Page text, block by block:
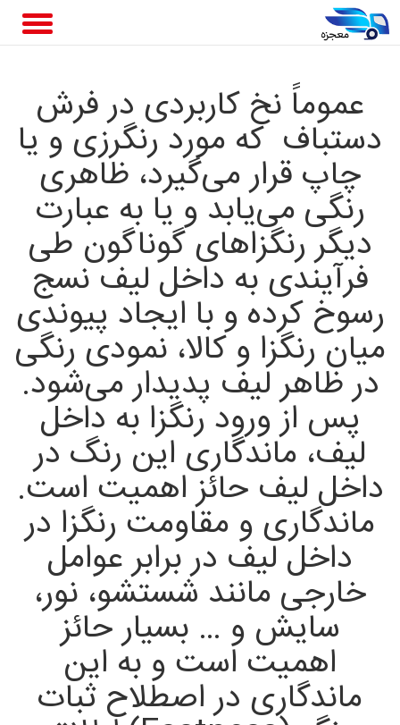
عموماً نخ کاربردی در فرش
دستباف که مورد رنگرزی و یا
چاپ قرار می‌گیرد، ظاهری
رنگی می‌یابد و یا به عبارت
دیگر رنگزاهای گوناگون طی
فرآیندی به داخل لیف نسج
رسوخ کرده و با ایجاد پیوندی
میان رنگزا و کالا، نمودی رنگی
در ظاهر لیف پدیدار می‌شود.
پس از ورود رنگزا به داخل
لیف، ماندگاری این رنگ در
داخل لیف حائز اهمیت است.
ماندگاری و مقاومت رنگزا در
داخل لیف در برابر عوامل
خارجی مانند شستشو، نور،
سایش و … بسیار حائز
اهمیت است و به این
ماندگاری در اصطلاح ثبات